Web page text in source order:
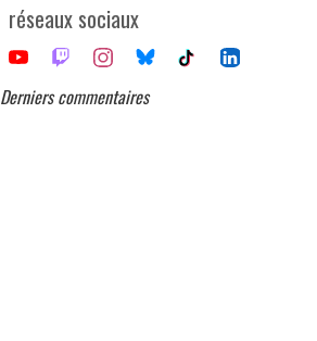
réseaux sociaux
Derniers commentaires